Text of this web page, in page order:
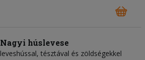
Nagyi húslevese
leveshússal, tésztával és zöldségekkel